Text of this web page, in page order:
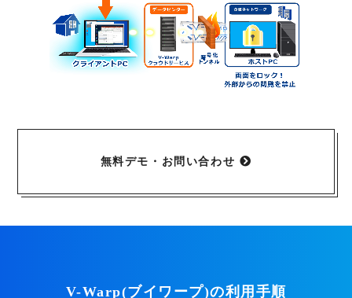
無料デモ・お問い合わせ
V-Warp(ブイワープ)の利用手順